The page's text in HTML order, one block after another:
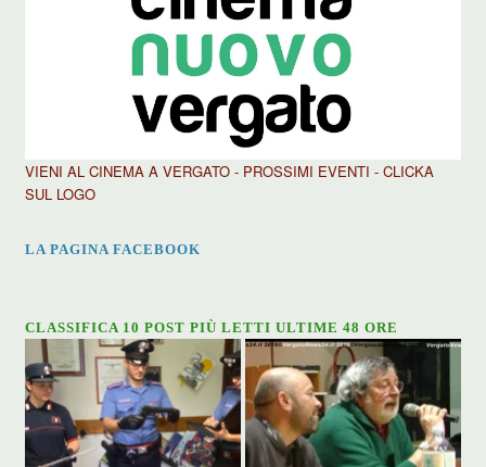
VIENI AL CINEMA A VERGATO - PROSSIMI EVENTI - CLICKA
SUL LOGO
LA PAGINA FACEBOOK
CLASSIFICA 10 POST PIÙ LETTI ULTIME 48 ORE